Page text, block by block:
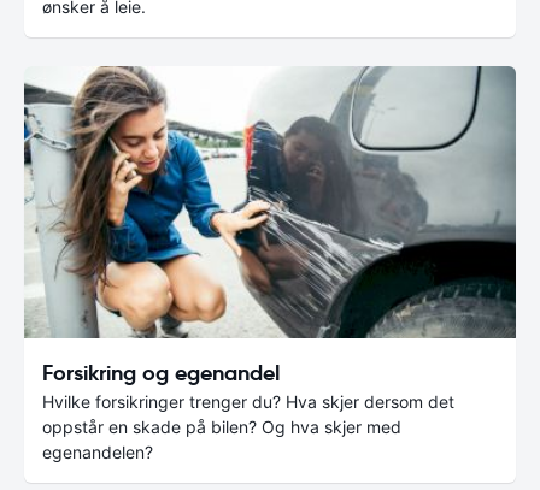
ønsker å leie.
Forsikring og egenandel
Hvilke forsikringer trenger du? Hva skjer dersom det
oppstår en skade på bilen? Og hva skjer med
egenandelen?